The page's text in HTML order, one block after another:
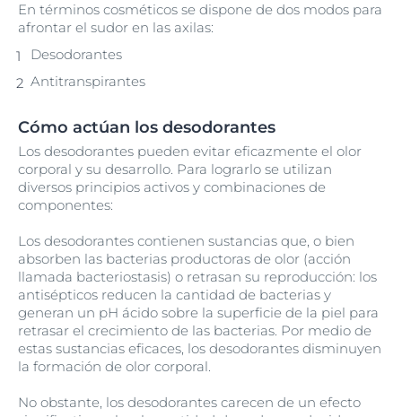
En términos cosméticos se dispone de dos modos para
afrontar el sudor en las axilas:
Desodorantes
Antitranspirantes
Cómo actúan los desodorantes
Los desodorantes pueden evitar eficazmente el olor
corporal y su desarrollo. Para lograrlo se utilizan
diversos principios activos y combinaciones de
componentes:
Los desodorantes contienen sustancias que, o bien
absorben las bacterias productoras de olor (acción
llamada bacteriostasis) o retrasan su reproducción: los
antisépticos reducen la cantidad de bacterias y
generan un pH ácido sobre la superficie de la piel para
retrasar el crecimiento de las bacterias. Por medio de
estas sustancias eficaces, los desodorantes disminuyen
la formación de olor corporal.
No obstante, los desodorantes carecen de un efecto